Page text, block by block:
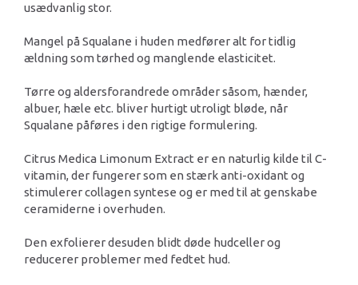
usædvanlig stor.
Mangel på Squalane i huden medfører alt for tidlig
ældning som tørhed og manglende elasticitet.
Tørre og aldersforandrede områder såsom, hænder,
albuer, hæle etc. bliver hurtigt utroligt bløde, når
Squalane påføres i den rigtige formulering.
Citrus Medica Limonum Extract er en naturlig kilde til C-
vitamin, der fungerer som en stærk anti-oxidant og
stimulerer collagen syntese og er med til at genskabe
ceramiderne i overhuden.
Den exfolierer desuden blidt døde hudceller og
reducerer problemer med fedtet hud.